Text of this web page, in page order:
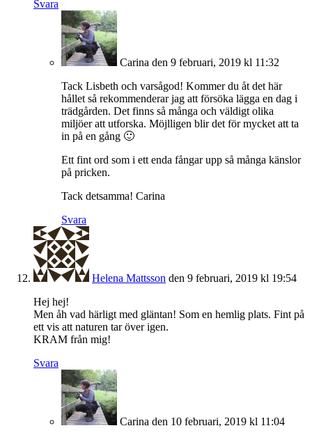
Svara
Carina den 9 februari, 2019 kl 11:32
Tack Lisbeth och varsågod! Kommer du åt det här
hållet så rekommenderar jag att försöka lägga en dag i
trädgården. Det finns så många och väldigt olika
miljöer att utforska. Möjlligen blir det för mycket att ta
in på en gång 🙂
Ett fint ord som i ett enda fångar upp så många känslor
på pricken.
Tack detsamma! Carina
Svara
Helena Mattsson den 9 februari, 2019 kl 19:54
Hej hej!
Men åh vad härligt med gläntan! Som en hemlig plats. Fint på
ett vis att naturen tar över igen.
KRAM från mig!
Svara
Carina den 10 februari, 2019 kl 11:04